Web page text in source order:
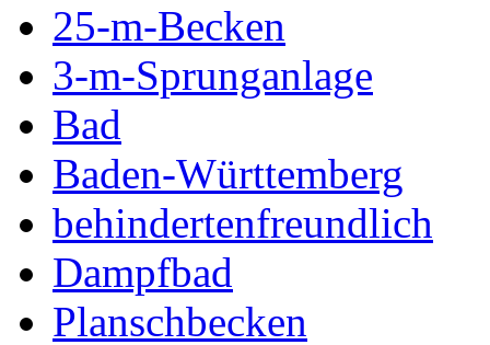
25-m-Becken
3-m-Sprunganlage
Bad
Baden-Württemberg
behindertenfreundlich
Dampfbad
Planschbecken